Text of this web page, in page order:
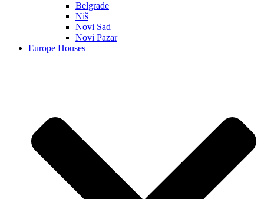
Belgrade
Niš
Novi Sad
Novi Pazar
Europe Houses